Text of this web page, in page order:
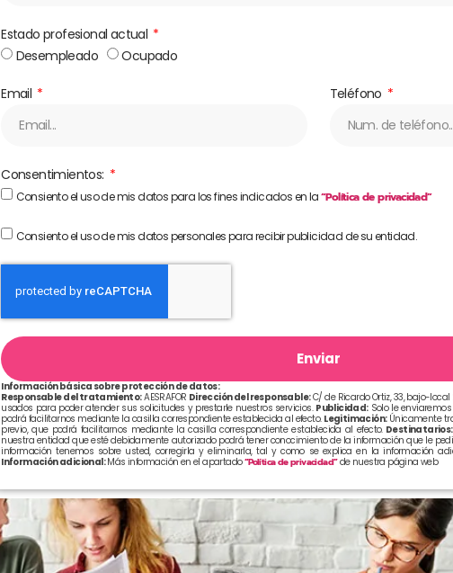
Estado profesional actual
Desempleado
Ocupado
Email Teléfono
Consentimientos:
Consiento el uso de mis datos para los fines indicados en la“Política de privacidad”
Consiento el uso de mis datos personales para recibir publicidad de su entidad.
Enviar
Información básica sobre protección de datos:
Responsable del tratamiento:AESRAFOR Dirección del responsable:C/ de Ricardo Ortiz, 33, bajo-local
usados para poder atender sus solicitudes y prestarle nuestros servicios. Publicidad:Solo le
podrá facilitarnos mediante la casilla correspondiente establecida al efecto. Legitimación:Únicamente
previo, que podrá facilitarnos mediante la casilla correspondiente establecida al efecto.Destinatarios:
nuestra entidad que esté debidamente autorizado podrá tener conocimiento de la información que le
información tenemos sobre usted, corregirla y eliminarla, tal y como se explica en la información
Información adicional:Más información en el apartado“Política de privacidad”de nuestra página web